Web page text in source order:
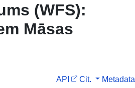
(WFS):
Māsas
API Cit. Metadata